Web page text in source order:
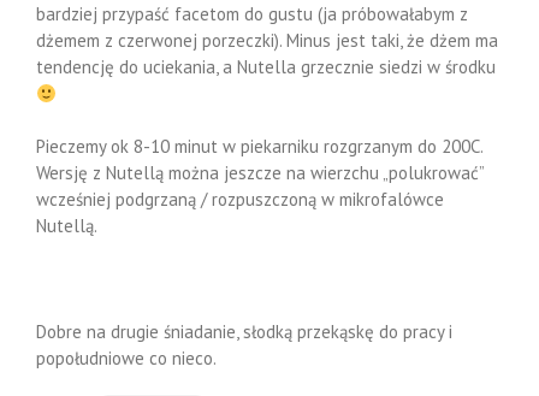
bardziej przypaść facetom do gustu (ja próbowałabym z
dżemem z czerwonej porzeczki). Minus jest taki, że dżem ma
tendencję do uciekania, a Nutella grzecznie siedzi w środku
Pieczemy ok 8-10 minut w piekarniku rozgrzanym do 200C.
Wersję z Nutellą można jeszcze na wierzchu „polukrować”
wcześniej podgrzaną / rozpuszczoną w mikrofalówce
Nutellą.
Dobre na drugie śniadanie, słodką przekąskę do pracy i
popołudniowe co nieco.